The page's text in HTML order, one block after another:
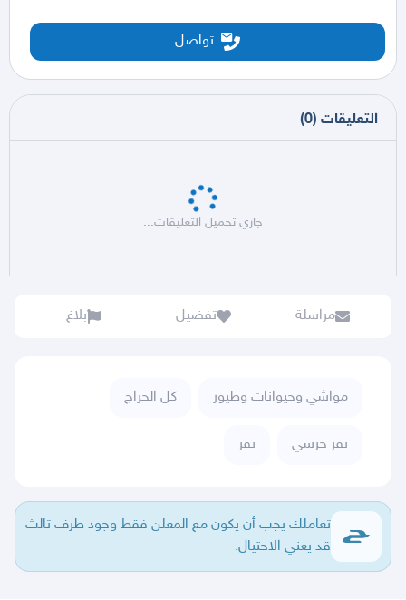
تواصل
التعليقات (
0
)
جاري تحميل التعليقات...
مراسلة تفضيل بلاغ
مواشي وحيوانات وطيور كل الحراج
بقر جرسي بقر
تعاملك يجب أن يكون مع المعلن فقط وجود طرف ثالث
قد يعني الاحتيال.